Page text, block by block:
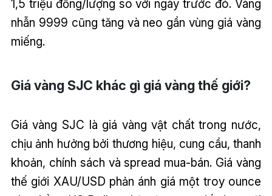
1,5 triệu đồng/lượng so với ngày trước đó. Vàng
nhẫn 9999 cũng tăng và neo gần vùng giá vàng
miếng.
Giá vàng SJC khác gì giá vàng thế giới?
Giá vàng SJC là giá vàng vật chất trong nước,
chịu ảnh hưởng bởi thương hiệu, cung cầu, thanh
khoản, chính sách và spread mua-bán. Giá vàng
thế giới XAU/USD phản ánh giá một troy ounce